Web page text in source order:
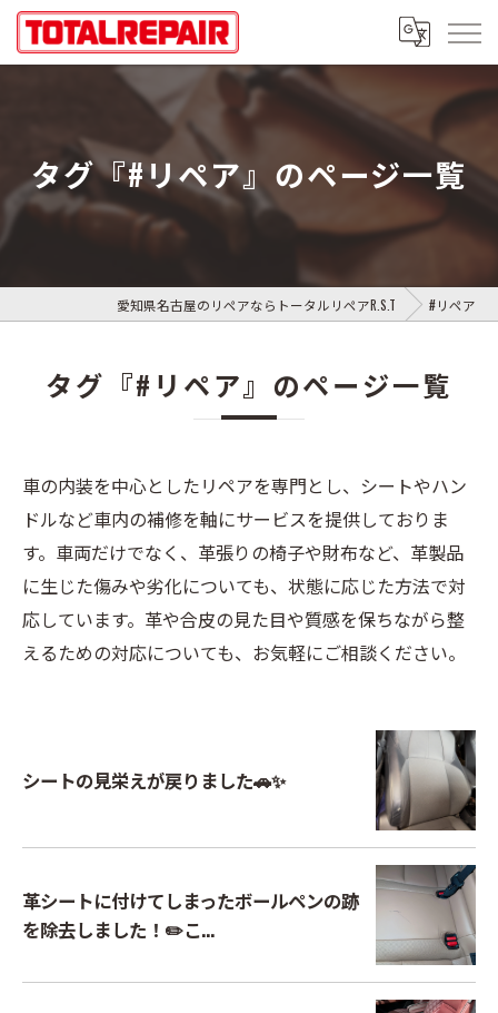
タグ『#リペア』のページ一覧
愛知県名古屋のリペアならトータルリペアR.S.T #リペア
タグ『#リペア』のページ一覧
車の内装を中心としたリペアを専門とし、シートやハン
ドルなど車内の補修を軸にサービスを提供しておりま
す。車両だけでなく、革張りの椅子や財布など、革製品
に生じた傷みや劣化についても、状態に応じた方法で対
応しています。革や合皮の見た目や質感を保ちながら整
えるための対応についても、お気軽にご相談ください。
シートの見栄えが戻りました🚗✨
革シートに付けてしまったボールペンの跡
を除去しました！✏️こ...